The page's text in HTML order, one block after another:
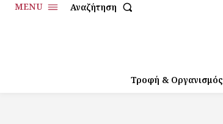
MENU Αναζήτηση
Τροφή & Οργανισμός